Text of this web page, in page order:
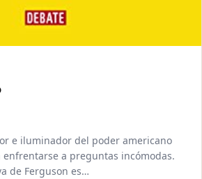
e iluminador del poder americano
a preguntas incómodas.
de Ferguson es…